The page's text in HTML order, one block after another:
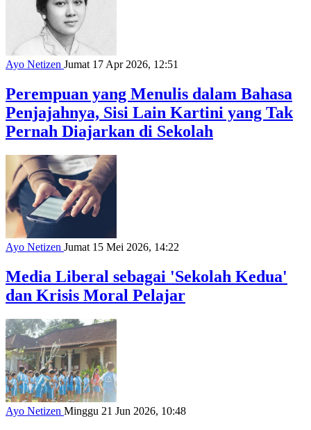
Ayo Netizen Jumat 17 Apr 2026, 12:51
Perempuan yang Menulis dalam Bahasa
Penjajahnya, Sisi Lain Kartini yang Tak
Pernah Diajarkan di Sekolah
Ayo Netizen Jumat 15 Mei 2026, 14:22
Media Liberal sebagai 'Sekolah Kedua'
dan Krisis Moral Pelajar
Ayo Netizen Minggu 21 Jun 2026, 10:48